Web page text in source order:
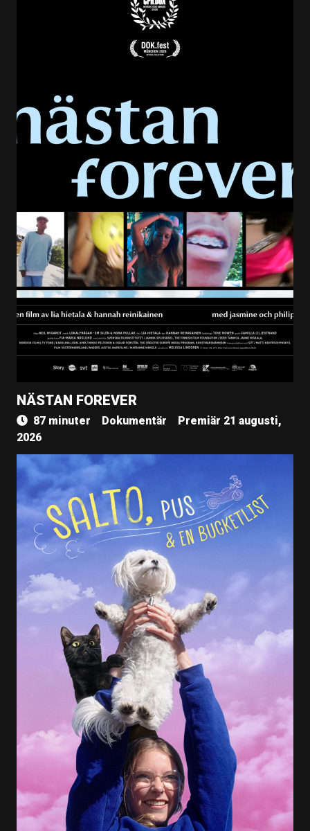
NÄSTAN FOREVER
87 minuter Dokumentär
Premiär 21 augusti,
2026